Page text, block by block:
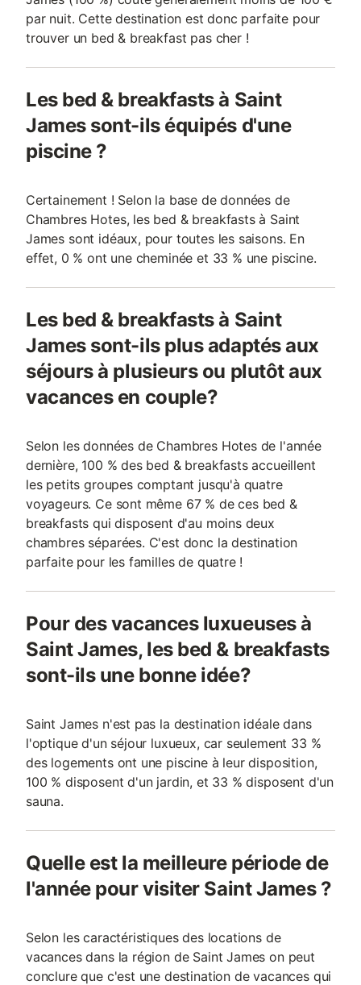
par nuit. Cette destination est donc parfaite pour
trouver un bed & breakfast pas cher !
Les bed & breakfasts à Saint
James sont-ils équipés d'une
piscine ?
Certainement ! Selon la base de données de
Chambres Hotes, les bed & breakfasts à Saint
James sont idéaux, pour toutes les saisons. En
effet, 0 % ont une cheminée et 33 % une piscine.
Les bed & breakfasts à Saint
James sont-ils plus adaptés aux
séjours à plusieurs ou plutôt aux
vacances en couple?
Selon les données de Chambres Hotes de l'année
dernière, 100 % des bed & breakfasts accueillent
les petits groupes comptant jusqu'à quatre
voyageurs. Ce sont même 67 % de ces bed &
breakfasts qui disposent d'au moins deux
chambres séparées. C'est donc la destination
parfaite pour les familles de quatre !
Pour des vacances luxueuses à
Saint James, les bed & breakfasts
sont-ils une bonne idée?
Saint James n'est pas la destination idéale dans
l'optique d'un séjour luxueux, car seulement 33 %
des logements ont une piscine à leur disposition,
100 % disposent d'un jardin, et 33 % disposent d'un
sauna.
Quelle est la meilleure période de
l'année pour visiter Saint James ?
Selon les caractéristiques des locations de
vacances dans la région de Saint James on peut
conclure que c'est une destination de vacances qui